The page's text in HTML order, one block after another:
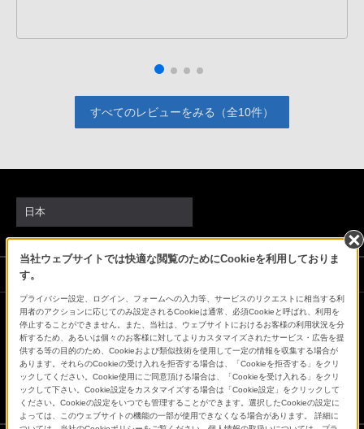
佳きレンズに出会いました。
すべてのレビューをみる（全10件）
当社ウェブサイトでは快適な閲覧のためにCookieを利用しておりま
す。
プライバシー設定、ログイン、フォームへの入力等、サービスのリクエストに相当する利
用者のアクションに応じてのみ設定されるCookieは通常、必須Cookieと呼ばれ、利用を
停止することができません。また、当社は、ウェブサイトにおけるお客様の利用状況を分
析するため、あるいは個々のお客様に対してよりカスタマイズされたサービス・広告を提
供する等の目的のため、Cookieおよび類似技術を使用して一定の情報を収集する場合が
あります。それらのCookieの受け入れを拒否する場合は、「Cookieを拒否する」をクリ
ックしてください。Cookie使用にご同意頂ける場合は、「Cookieを受け入れる」をクリ
ックして下さい。Cookie設定をカスタマイズする場合は「Cookie設定」をクリックして
ください。Cookieの設定をいつでも管理することができます。選択したCookieの設定に
よっては、このウェブサイトの機能の一部が使用できなくなる場合があります。 詳細に
日本
ソニーストアでのお買い物にあたって
会社情報 採用情報 特約店のご案内
ニュースリリース
環境情報
My Sony 利用規約